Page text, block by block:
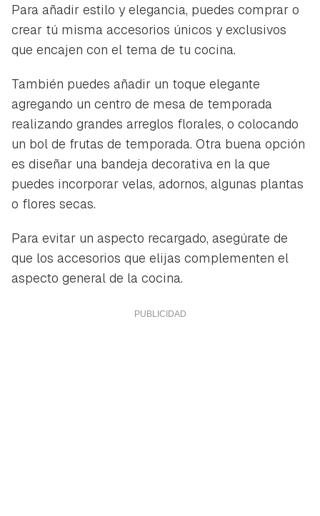
Para añadir estilo y elegancia, puedes comprar o
crear tú misma accesorios únicos y exclusivos
que encajen con el tema de tu cocina.
También puedes añadir un toque elegante
agregando un centro de mesa de temporada
realizando grandes arreglos florales, o colocando
un bol de frutas de temporada. Otra buena opción
es diseñar una bandeja decorativa en la que
puedes incorporar velas, adornos, algunas plantas
o flores secas.
Para evitar un aspecto recargado, asegúrate de
que los accesorios que elijas complementen el
aspecto general de la cocina.